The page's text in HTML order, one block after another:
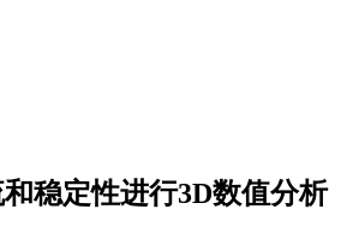
稳定性进行3D数值分析